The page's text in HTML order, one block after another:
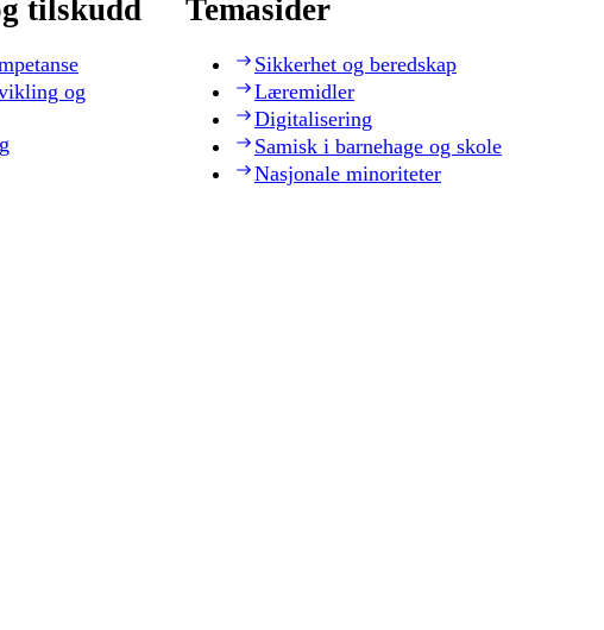
tilskudd
og
Temasider
Sikkerhet og beredskap
Læremidler
Digitalisering
Samisk i barnehage og skole
Nasjonale minoriteter